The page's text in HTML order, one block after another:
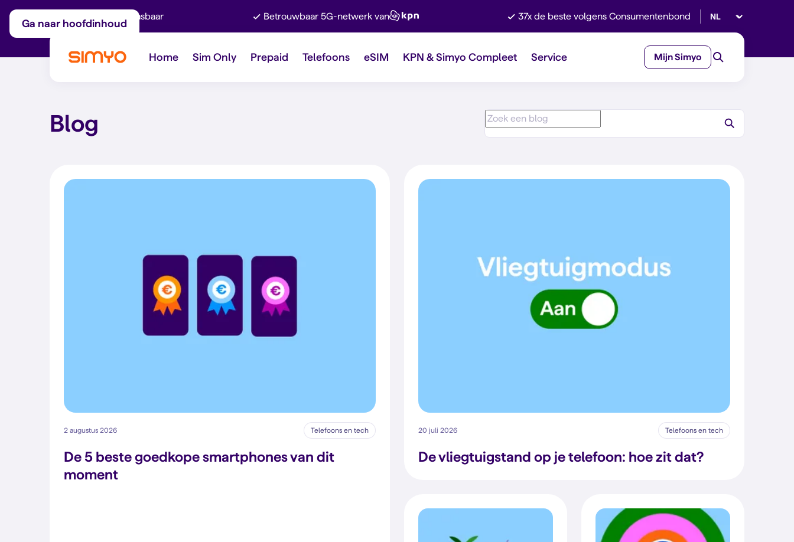
Ga naar hoofdinhoud
Maandelijks aanpasbaar Betrouwbaar 5G-netwerk van 37x de beste volgens Consumentenbond Selecteer taal
Home Sim Only Prepaid Telefoons eSIM KPN & Simyo Compleet Service Mijn Simyo
Blog
2 augustus 2026 Telefoons en tech
De 5 beste goedkope smartphones van dit
moment
20 juli 2026 Telefoons en tech
De vliegtuigstand op je telefoon: hoe zit dat?